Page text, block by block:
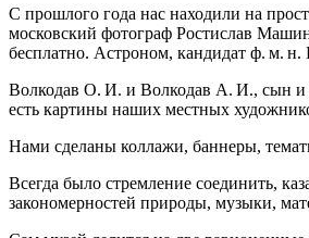
С прошлого года нас находили на
московский фотограф Ростислав
бесплатно. Астроном, кандидат ф. м.
Волкодав О. И. и Волкодав А. И., сын и
есть картины наших местных
Нами сделаны коллажи, баннеры,
Всегда было стремление соединить,
закономерностей природы, музыки,